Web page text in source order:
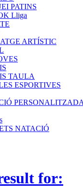
PATINS
Lliga
ARTÍSTIC
TAULA
ESPORTIVES
PERSONALITZADA
NATACIÓ
for: